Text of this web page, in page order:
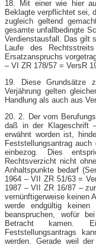
18. Mit einer wie hier
Beklagte verpflichtet sei,
zugleich geltend
gesamte unfallbedingte
Verdienstausfall. Das gilt
Laufe des
Ersatzanspruchs
– VI ZR 178/57 = VersR
19. Diese Grundsätze
Verjährung gelten
Handlung als auch aus
20. 2. Der vom
daß in der Klageschrift
erwähnt worden ist,
Feststellungsantrag
einbezog. Dies
Rechtsverzicht nicht
Anhaltspunkte bedarf
1964 – VII ZR 51/63 =
1987 – VII ZR 16/87 –
vernünftigerweise keinen
werde endgültig keinen
beanspruchen, wofür
Betracht kamen.
Feststellungsantrags
werden. Gerade weil